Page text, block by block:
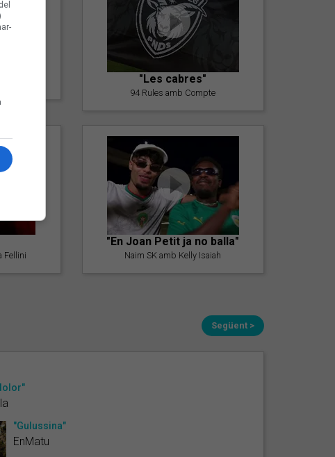
"Les cabres"
94 Rules amb Compte
Fellini
"En Joan Petit ja no balla"
Naim SK amb Kelly Isaiah
Següent >
"Gulussina"
EnMatu